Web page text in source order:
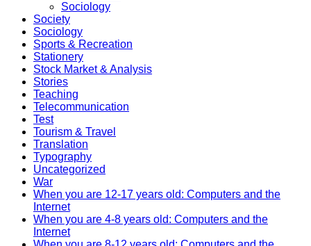
Sociology
Society
Sociology
Sports & Recreation
Stationery
Stock Market & Analysis
Stories
Teaching
Telecommunication
Test
Tourism & Travel
Translation
Typography
Uncategorized
War
When you are 12-17 years old: Computers and the
Internet
When you are 4-8 years old: Computers and the
Internet